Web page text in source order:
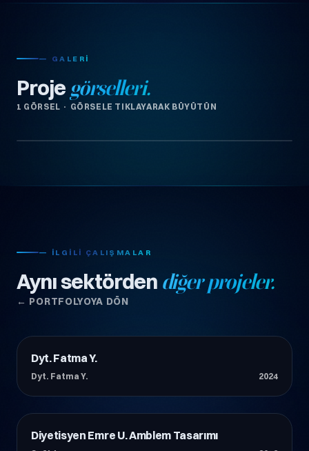
— GALERI
Projegörselleri.
1 GÖRSEL · GÖRSELE TIKLAYARAK BÜYÜTÜN
— İLGILI ÇALIŞMALAR
Aynı sektörden diğer projeler.
← PORTFOLYOYA DÖN
Sağlık
Dyt. Fatma Y.
Dyt. Fatma Y. 2024
Sağlık
Diyetisyen Emre U. Amblem Tasarımı